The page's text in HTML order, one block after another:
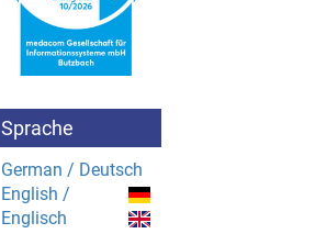
Sprache
German / Deutsch
English /
Englisch